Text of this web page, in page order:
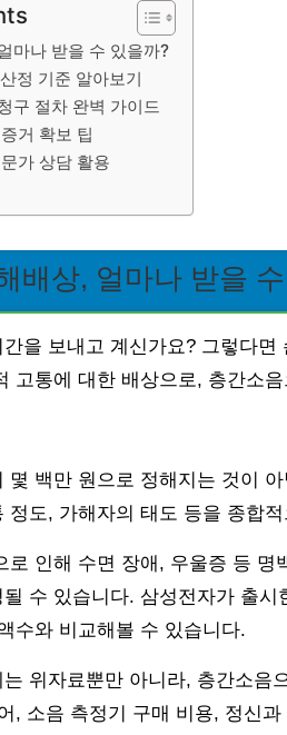
마나 받을 수 있을까?
정 기준 알아보기
구 절차 완벽 가이드
거 확보 팁
가 상담 활용
배상, 얼마나 받을
을 보내고 계신가요? 그렇다
고통에 대한 배상으로, 층간소
몇 백만 원으로 정해지는 것이
정도, 가해자의 태도 등을 종합
로 인해 수면 장애, 우울증 등 명
수 있습니다. 삼성전자가 출
수와 비교해볼 수 있습니다.
위자료뿐만 아니라, 층간소음
, 소음 측정기 구매 비용, 정신